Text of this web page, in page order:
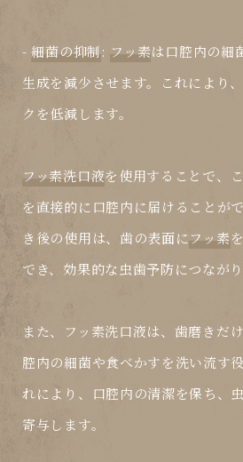
-細菌の抑制: フッ素は口腔内の細
生成を減少させます。これにより
クを低減します。
フッ素洗口液を使用することで、
を直接的に口腔内に届けることが
き後の使用は、歯の表面にフッ素
でき、効果的な虫歯予防につながり
また、 フッ素洗口液は、歯磨きだ
腔内の細菌や食べかすを洗い流す
れにより、口腔内の清潔を保ち、
寄与します。